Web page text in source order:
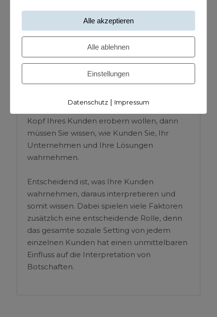
Attacke auf den Kundenkopf
12. FEBRUAR 2016
MARCPERLMICHEL
OHNE KATEGORIE
Das, was Sie über Ihr Unternehmen und
Ihre Angebote, Produkte und
weitestgehend irrelevant. Wenn Sie den
Kopf Ihres Kunden erobern wollen, dann
müssen Sie wissen, wie Kunden Sie, Ihr
Unternehmen und Ihre Lösungen
wahrnehmen.
Entscheidend ist, was Ihre Kunden
wahrnehmen, daraus interpretieren und
somit wissen. Dabei spielen viele Faktoren
zusätzlich eine entscheidende Rolle, denn
das gesamte soziale Setting von jedem
einzelnen Kunden hat einen unmittelbaren
Einfluss auf die Interpretation von
Botschaften.
Alle akzeptieren
Alle ablehnen
Einstellungen
Datenschutz| Impressum